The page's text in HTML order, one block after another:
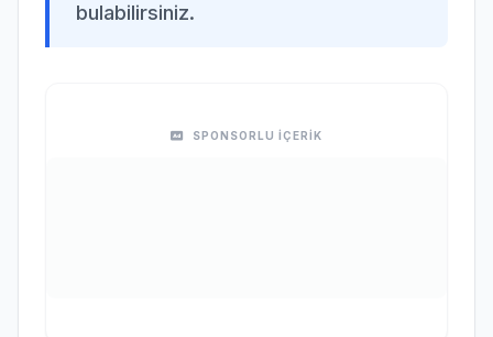
bulabilirsiniz.
SPONSORLU İÇERİK